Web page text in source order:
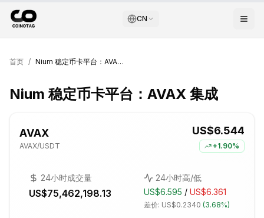
CN
首页 / Nium 稳定币卡平台：AVAX 集成
Nium 稳定币卡平台：AVAX 集成
AVAX
AVAX/USDT
US$6.544
+1.90%
24小时成交量
US$75,462,198.13
24小时高/低
US$6.595 / US$6.361
差价: US$0.2340 (3.68%)